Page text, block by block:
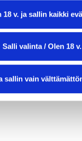
18 v. ja sallin kaikki
Salli valinta / Olen 18 v.
sallin vain
90 min